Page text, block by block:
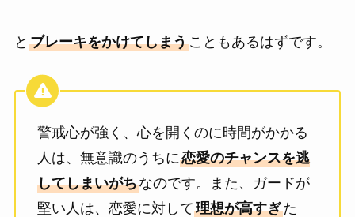
と ブレーキをかけてしまうこともあるはずです。
警戒心が強く、心を開くのに時間がかかる
人は、無意識のうちに恋愛のチャンスを逃
してしまいがちなのです。また、ガードが
堅い人は、恋愛に対して理想が高すぎた